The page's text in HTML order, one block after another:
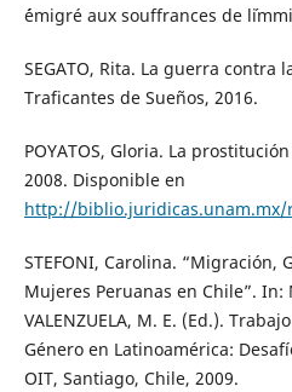
´émigré aux souffrances de
SEGATO, Rita. La guerra contra
Traficantes de Sueños, 2016.
POYATOS, Gloria. La
2008. Disponible en
http://
STEFONI, Carolina. “Migración,
Mujeres Peruanas en Chile”. In:
VALENZUELA, M. E. (Ed.).
Género en Latinoamérica:
OIT, Santiago, Chile, 2009.